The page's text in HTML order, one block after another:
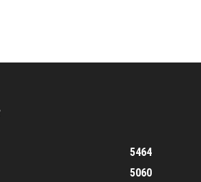
5464
5060